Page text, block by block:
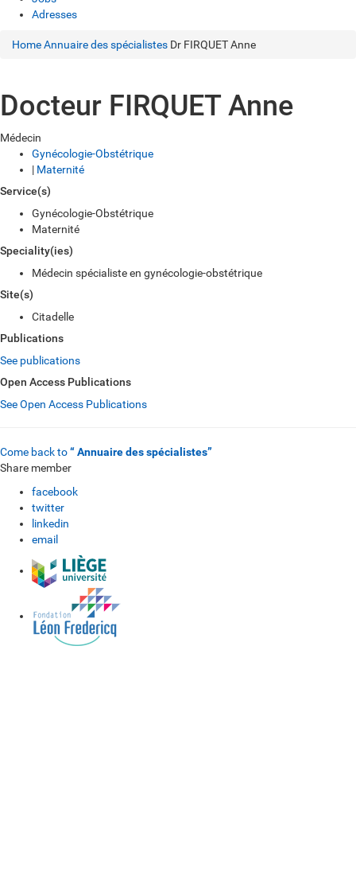
Adresses
HomeAnnuaire des spécialistes Dr FIRQUET Anne
Docteur FIRQUET Anne
Médecin
Gynécologie-Obstétrique
| Maternité
Service(s)
Gynécologie-Obstétrique
Maternité
Speciality(ies)
Médecin spécialiste en gynécologie-obstétrique
Site(s)
Citadelle
Publications
See publications
Open Access Publications
See Open Access Publications
Come back to“ Annuaire des spécialistes”
Share member
facebook
twitter
linkedin
email